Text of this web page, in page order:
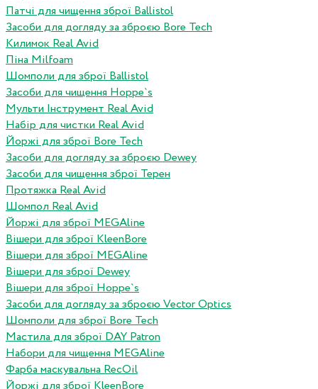
Патчі для чищення зброї Ballistol
Засоби для догляду за зброєю Bore Tech
Килимок Real Avid
Піна Milfoam
Шомполи для зброї Ballistol
Засоби для чищення Hoppe`s
Мульти Інструмент Real Avid
Набір для чистки Real Avid
Йоржі для зброї Bore Tech
Засоби для догляду за зброєю Dewey
Засоби для чищення зброї Терен
Протяжка Real Avid
Шомпол Real Avid
Йоржі для зброї MEGAline
Вішери для зброї KleenBore
Вішери для зброї MEGAline
Вішери для зброї Dewey
Вішери для зброї Hoppe`s
Засоби для догляду за зброєю Vector Optics
Шомполи для зброї Bore Tech
Мастила для зброї DAY Patron
Набори для чищення MEGAline
Фарба маскувальна RecOil